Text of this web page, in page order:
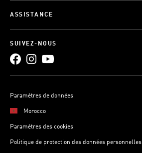
ASSISTANCE
SUIVEZ-NOUS
Paramètres de données
Morocco
Paramètres des cookies
Politique de protection des données personnelles